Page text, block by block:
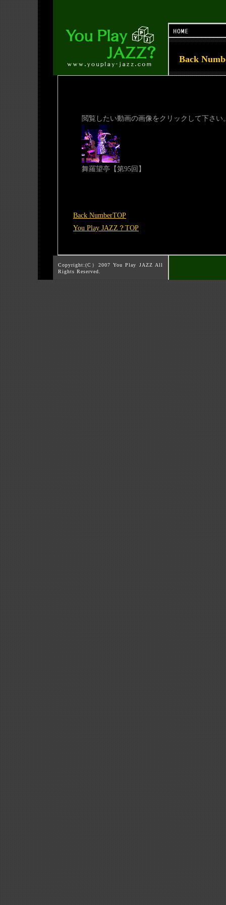
Back
閲覧したい動画の画像をクリックして下さい
舞羅望亭【第95回】
Back NumberTOP
You Play JAZZ？TOP
Copyright:(C）2007 You Play JAZZ All
Rights Reserved.